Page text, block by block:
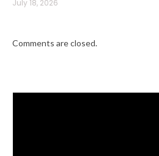
July 18, 2026
Comments are closed.